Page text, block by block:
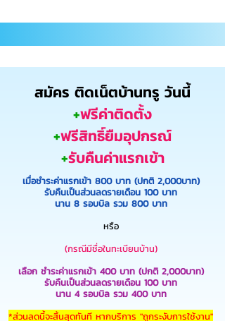
สมัคร ติดเน็ตบ้านทรู วันนี้
+ฟรีค่าติดตั้ง
+ฟรีสิทธิ์ยืมอุปกรณ์
+รับคืนค่าแรกเข้า
เมื่อชำระค่าแรกเข้า 800 บาท (ปกติ 2,000บาท)
รับคืนเป็นส่วนลดรายเดือน 100 บาท
นาน 8 รอบบิล รวม 800 บาท
หรือ
(กรณีมีชื่อในทะเบียนบ้าน)
เลือก ชำระค่าแรกเข้า 400 บาท (ปกติ 2,000บาท)
รับคืนเป็นส่วนลดรายเดือน 100 บาท
นาน 4 รอบบิล รวม 400 บาท
*ส่วนลดนี้จะสิ้นสุดทันที หากบริการ "ถูกระงับการใช้งาน"